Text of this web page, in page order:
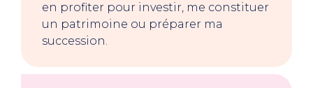
en profiter pour investir, me constituer
un patrimoine ou préparer ma
succession.